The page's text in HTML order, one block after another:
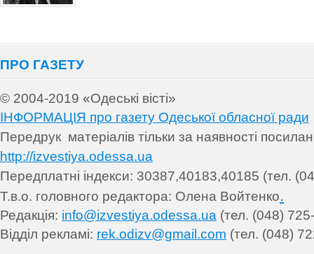
ПРО ГАЗЕТУ
© 2004-2019 «Одеські вісті»
ІНФОРМАЦІЯ про газету Одеської обласної ради
Передрук матеріалів тільки за наявності
http://izvestiya.odessa.ua
Передплатні індекси: 30387,40183,40185 (тел.
Т.в.о. головного редактора: Олена Войтенко.
Редакція: info@izvestiya.odessa.ua (тел. (048)
Відділ рекламі: rek.odizv@gmail.com (тел. (048)